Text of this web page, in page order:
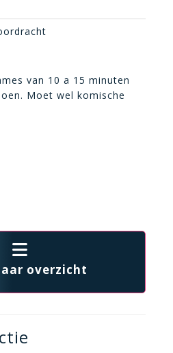
van 10 a 15 minuten
Moet wel komische
overzicht